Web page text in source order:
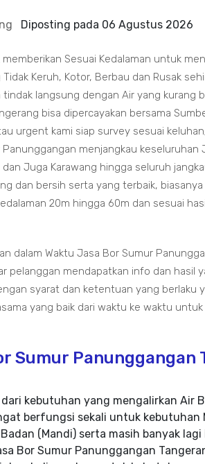
Diposting pada 06 Agustus 2026
Sesuai Kedalaman untuk
Keruh, Kotor, Berbau dan Rusak
langsung dengan Air yang kurang
bisa dipercayakan bersama
urgent kami siap survey sesuai
menjangkau
Juga Karawang hingga seluruh
dan bersih serta yang terbaik,
20m hingga 60m dan sesuai
dalam Waktu Jasa Bor Sumur
pelanggan mendapatkan info dan hasil
syarat dan ketentuan yang berlaku
yang baik dari waktu ke waktu
Sumur Panunggangan
kebutuhan yang mengalirkan Air
berfungsi sekali untuk kebutuhan
(Mandi) serta masih banyak
Bor Sumur Panunggangan